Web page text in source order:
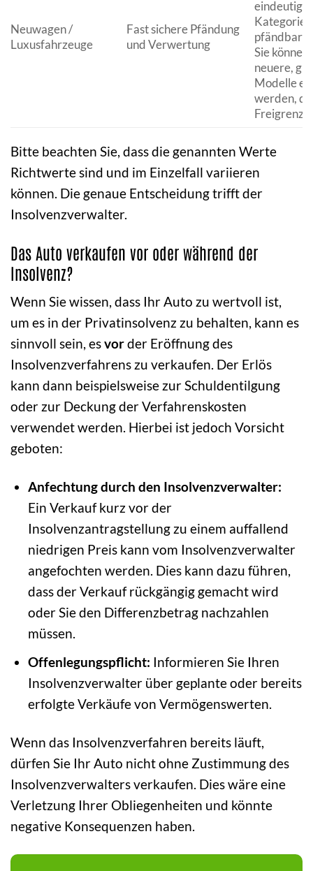
Neuwagen /
Luxusfahrzeuge
Fast sichere Pfändung
und Verwertung
eindeutig
Kategorie
Sie können
neuere,
Modelle
werden,
Bitte beachten Sie, dass die genannten Werte
Richtwerte sind und im Einzelfall variieren
können. Die genaue Entscheidung trifft der
Insolvenzverwalter.
Das Auto verkaufen vor oder während der
Insolvenz?
Wenn Sie wissen, dass Ihr Auto zu wertvoll ist,
um es in der Privatinsolvenz zu behalten, kann es
sinnvoll sein, esvorder Eröffnung des
Insolvenzverfahrens zu verkaufen. Der Erlös
kann dann beispielsweise zur Schuldentilgung
oder zur Deckung der Verfahrenskosten
verwendet werden. Hierbei ist jedoch Vorsicht
geboten:
Anfechtung durch den Insolvenzverwalter:
Ein Verkauf kurz vor der
Insolvenzantragstellung zu einem auffallend
niedrigen Preis kann vom Insolvenzverwalter
angefochten werden. Dies kann dazu führen,
dass der Verkauf rückgängig gemacht wird
oder Sie den Differenzbetrag nachzahlen
müssen.
Offenlegungspflicht: Informieren Sie Ihren
Insolvenzverwalter über geplante oder bereits
erfolgte Verkäufe von Vermögenswerten.
Wenn das Insolvenzverfahren bereits läuft,
dürfen Sie Ihr Auto nicht ohne Zustimmung des
Insolvenzverwalters verkaufen. Dies wäre eine
Verletzung Ihrer Obliegenheiten und könnte
negative Konsequenzen haben.